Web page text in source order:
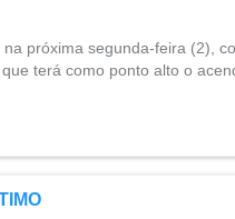
próxima segunda-feira (2),
terá como ponto alto o